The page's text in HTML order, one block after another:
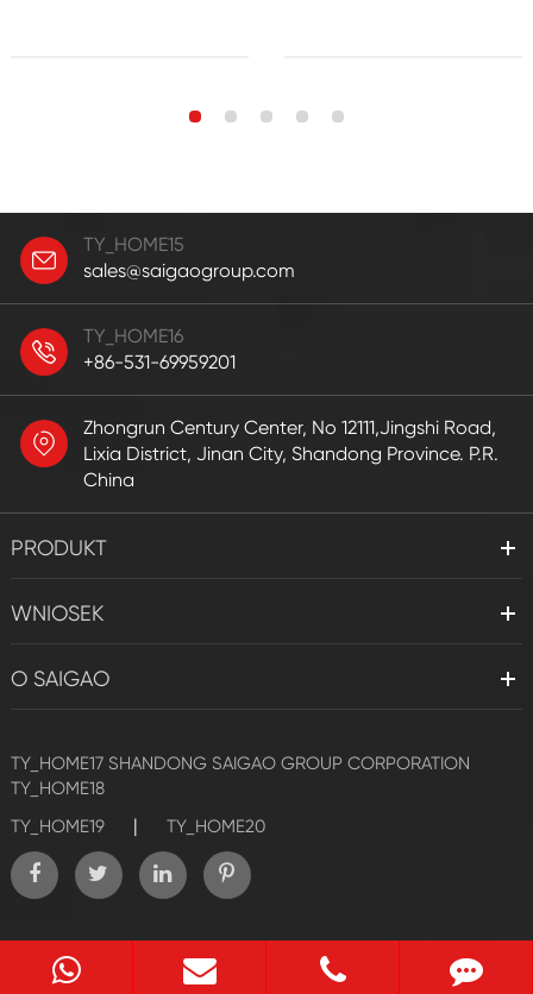
TY_HOME15
sales@saigaogroup.com
TY_HOME16
+86-531-69959201
Zhongrun Century Center, No 12111,Jingshi Road,
Lixia District, Jinan City, Shandong Province. P.R.
China
PRODUKT
WNIOSEK
O SAIGAO
TY_HOME17 SHANDONG SAIGAO GROUP CORPORATION
TY_HOME18
TY_HOME19
| TY_HOME20